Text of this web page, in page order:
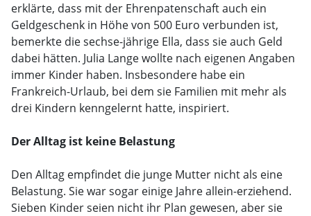
erklärte, dass mit der Ehrenpatenschaft auch ein
Geldgeschenk in Höhe von 500 Euro verbunden ist,
bemerkte die sechse-jährige Ella, dass sie auch Geld
dabei hätten. Julia Lange wollte nach eigenen Angaben
immer Kinder haben. Insbesondere habe ein
Frankreich-Urlaub, bei dem sie Familien mit mehr als
drei Kindern kenngelernt hatte, inspiriert.
Der Alltag ist keine Belastung
Den Alltag empfindet die junge Mutter nicht als eine
Belastung. Sie war sogar einige Jahre allein-erziehend.
Sieben Kinder seien nicht ihr Plan gewesen, aber sie